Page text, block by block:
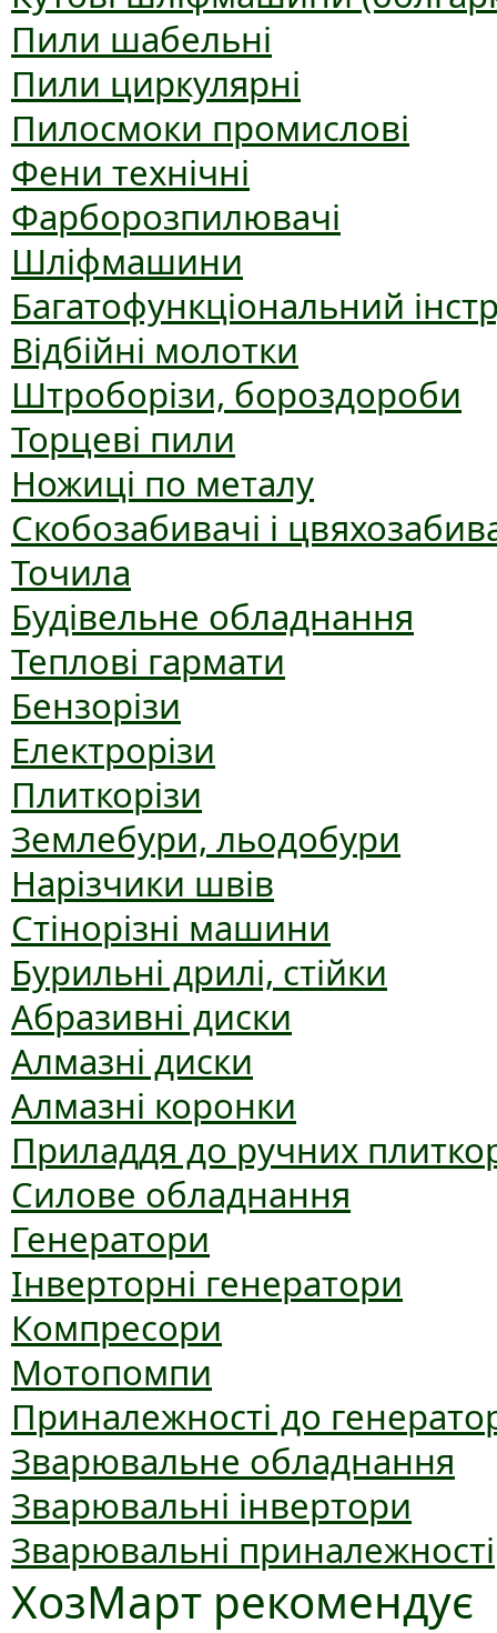
Пили шабельні
Пили циркулярні
Пилосмоки промислові
Фени технічні
Фарборозпилювачі
Шліфмашини
Багатофункціональний
Відбійні молотки
Штроборізи, бороздороби
Торцеві пили
Ножиці по металу
Скобозабивачі і
Точила
Будівельне обладнання
Теплові гармати
Бензорізи
Електрорізи
Плиткорізи
Землебури, льодобури
Нарізчики швів
Стінорізні машини
Бурильні дрилі, стійки
Абразивні диски
Алмазні диски
Алмазні коронки
Приладдя до ручних
Силове обладнання
Генератори
Інверторні генератори
Компресори
Мотопомпи
Приналежності до
Зварювальне обладнання
Зварювальні інвертори
Зварювальні приналежності
ХозМарт рекомендує